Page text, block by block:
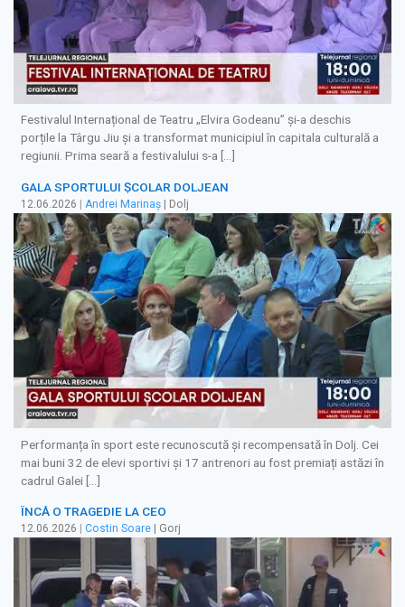
Festivalul Internațional de Teatru „Elvira Godeanu” și-a deschis
porțile la Târgu Jiu și a transformat municipiul în capitala culturală a
regiunii. Prima seară a festivalului s-a […]
GALA SPORTULUI ȘCOLAR DOLJEAN
12.06.2026 Andrei Marinaș | Dolj
Performanța în sport este recunoscută și recompensată în Dolj. Cei
mai buni 32 de elevi sportivi și 17 antrenori au fost premiați astăzi în
cadrul Galei […]
ÎNCĂ O TRAGEDIE LA CEO
12.06.2026 Costin Soare | Gorj